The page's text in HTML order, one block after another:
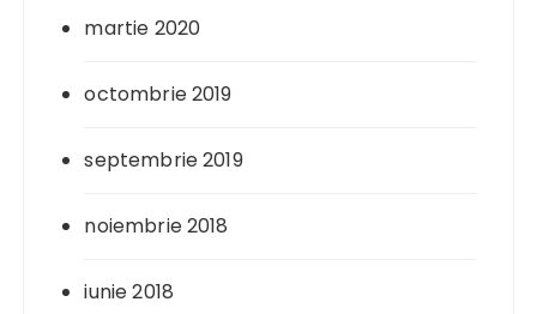
martie 2020
octombrie 2019
septembrie 2019
noiembrie 2018
iunie 2018